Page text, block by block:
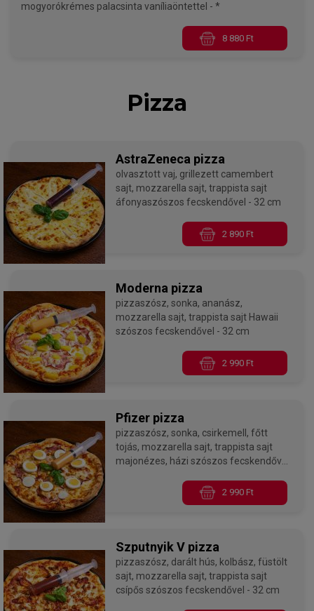
mogyorókrémes palacsinta vaníliaöntettel - *
8 880 Ft
Pizza
AstraZeneca pizza
olvasztott vaj, grillezett camembert
sajt, mozzarella sajt, trappista sajt
áfonyaszószos fecskendővel - 32 cm
2 890 Ft
Moderna pizza
pizzaszósz, sonka, ananász,
mozzarella sajt, trappista sajt Hawaii
szószos fecskendővel - 32 cm
2 990 Ft
Pfizer pizza
pizzaszósz, sonka, csirkemell, főtt
tojás, mozzarella sajt, trappista sajt
majonézes, házi szószos fecskendővel
2 990 Ft
Szputnyik V pizza
pizzaszósz, darált hús, kolbász, füstölt
sajt, mozzarella sajt, trappista sajt
csípős szószos fecskendővel - 32 cm